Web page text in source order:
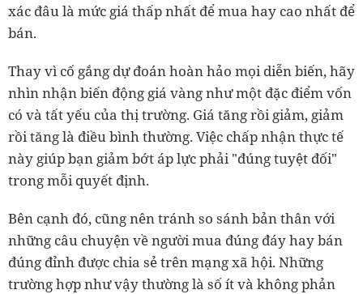
xác đâu là mức giá thấp nhất để mua hay cao nhất để
bán.
Thay vì cố gắng dự đoán hoàn hảo mọi diễn biến, hãy
nhìn nhận biến động giá vàng như một đặc điểm vốn
có và tất yếu của thị trường. Giá tăng rồi giảm, giảm
rồi tăng là điều bình thường. Việc chấp nhận thực tế
này giúp bạn giảm bớt áp lực phải "đúng tuyệt đối"
trong mỗi quyết định.
Bên cạnh đó, cũng nên tránh so sánh bản thân với
những câu chuyện về người mua đúng đáy hay bán
đúng đỉnh được chia sẻ trên mạng xã hội. Những
trường hợp như vậy thường là số ít và không phản